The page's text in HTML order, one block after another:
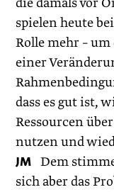
spielen heute
Rolle mehr –
einer
dass es gut ist,
Ressourcen
nutzen und
JM Dem
sich aber das